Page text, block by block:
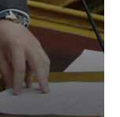
«Μια ακόμη